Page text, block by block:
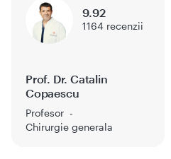
Prof. Dr. Catalin
Copaescu
Profesor
Chirurgie generala
9.92
1164 recenzii